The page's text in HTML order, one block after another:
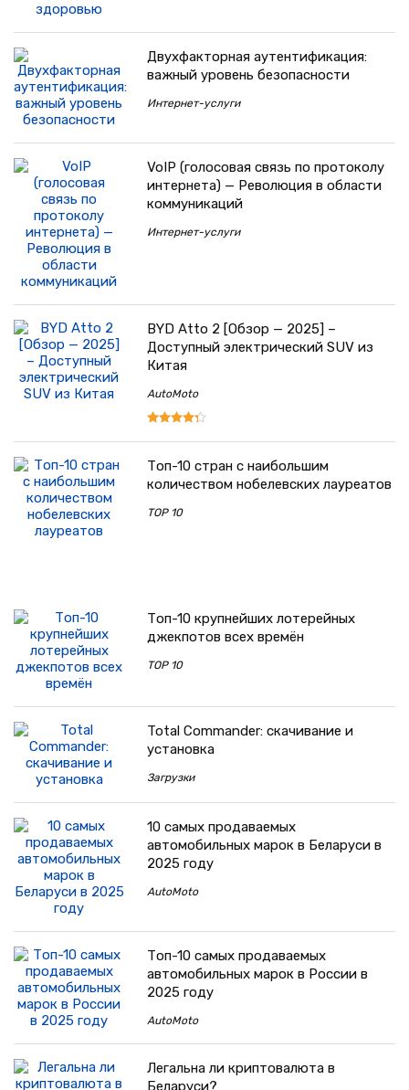
Двухфакторная аутентификация:
важный уровень безопасности
Интернет-услуги
VoIP (голосовая связь по протоколу
интернета) — Революция в области
коммуникаций
Интернет-услуги
BYD Atto 2 [Обзор — 2025] –
Доступный электрический SUV из
Китая
AutoMoto
Топ-10 стран с наибольшим
количеством нобелевских лауреатов
TOP 10
Топ-10 крупнейших лотерейных
джекпотов всех времён
TOP 10
Total Commander: скачивание и
установка
Загрузки
10 самых продаваемых
автомобильных марок в Беларуси в
2025 году
AutoMoto
Топ-10 самых продаваемых
автомобильных марок в России в
2025 году
AutoMoto
Легальна ли криптовалюта в
Беларуси?